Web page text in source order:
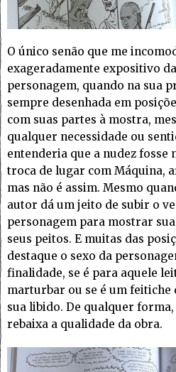
O único senão que me
exageradamente expositivo
personagem, quando na sua
sempre desenhada em
com suas partes à mostra,
qualquer necessidade ou
entenderia que a nudez fosse
troca de lugar com Máquina,
mas não é assim. Mesmo
autor dá um jeito de subir o
personagem para mostrar
seus peitos. E muitas das
destaque o sexo da
finalidade, se é para aquele
marturbar ou se é um feitiche
sua libido. De qualquer forma,
rebaixa a qualidade da obra.